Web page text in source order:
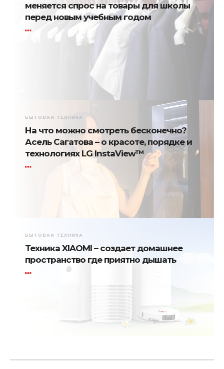
меняется спрос на товары для школы
перед новым учебным годом
БЫТОВАЯ ТЕХНИКА
На что можно смотреть бесконечно?
Асель Сагатова – о красоте, порядке и
технологиях LG InstaView™
БЫТОВАЯ ТЕХНИКА
Техника XIAOMI – создает домашнее
пространство где приятно дышать